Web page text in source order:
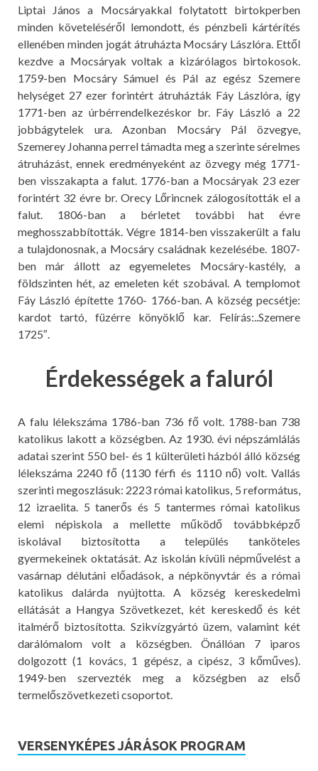
Liptai János a Mocsáryakkal folytatott birtokperben
minden követeléséről lemondott, és pénzbeli kártérítés
ellenében minden jogát átruházta Mocsáry Lászlóra. Ettől
kezdve a Mocsáryak voltak a kizárólagos birtokosok.
1759-ben Mocsáry Sámuel és Pál az egész Szemere
helységet 27 ezer forintért átruházták Fáy Lászlóra, így
1771-ben az úrbérrendelkezéskor br. Fáy László a 22
jobbágytelek ura. Azonban Mocsáry Pál özvegye,
Szemerey Johanna perrel támadta meg a szerinte sérelmes
átruházást, ennek eredményeként az özvegy még 1771-
ben visszakapta a falut. 1776-ban a Mocsáryak 23 ezer
forintért 32 évre br. Orecy Lőrincnek zálogosították el a
falut. 1806-ban a bérletet további hat évre
meghosszabbították. Végre 1814-ben visszakerült a falu
a tulajdonosnak, a Mocsáry családnak kezelésébe. 1807-
ben már állott az egyemeletes Mocsáry-kastély, a
földszinten hét, az emeleten két szobával. A templomot
Fáy László építette 1760- 1766-ban. A község pecsétje:
kardot tartó, füzérre könyöklő kar. Felírás:..Szemere
1725″.
Érdekességek a faluról
A falu lélekszáma 1786-ban 736 fő volt. 1788-ban 738
katolikus lakott a községben. Az 1930. évi népszámlálás
adatai szerint 550 bel- és 1 külterületi házból álló község
lélekszáma 2240 fő (1130 férfi és 1110 nő) volt. Vallás
szerinti megoszlásuk: 2223 római katolikus, 5 református,
12 izraelita. 5 tanerős és 5 tantermes római katolikus
elemi népiskola a mellette működő továbbképző
iskolával biztosította a település tanköteles
gyermekeinek oktatását. Az iskolán kívüli népművelést a
vasárnap délutáni előadások, a népkönyvtár és a római
katolikus dalárda nyújtotta. A község kereskedelmi
ellátását a Hangya Szövetkezet, két kereskedő és két
italmérő biztosította. Szikvízgyártó üzem, valamint két
darálómalom volt a községben. Önállóan 7 iparos
dolgozott (1 kovács, 1 gépész, a cipész, 3 kőműves).
1949-ben szervezték meg a községben az első
termelőszövetkezeti csoportot.
VERSENYKÉPES JÁRÁSOK PROGRAM